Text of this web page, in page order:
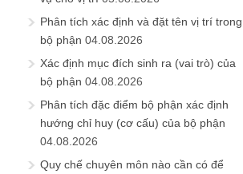
Phân tích xác định và đặt tên vị trí trong
bộ phận 04.08.2026
Xác định mục đích sinh ra (vai trò) của
bộ phận 04.08.2026
Phân tích đặc điểm bộ phận xác định
hướng chỉ huy (cơ cấu) của bộ phận
04.08.2026
Quy chế chuyên môn nào cần có để